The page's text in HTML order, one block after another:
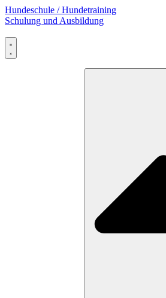
Zum
Inhalt
Hundeschule / Hundetraining
Schulung und Ausbildung